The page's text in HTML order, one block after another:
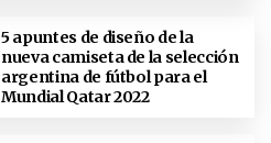
5 apuntes de diseño de la
nueva camiseta de la selección
argentina de fútbol para el
Mundial Qatar 2022